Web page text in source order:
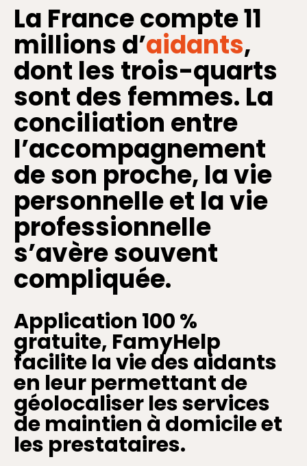
La France compte 11
millions d’aidants,
dont les trois-quarts
sont des femmes. La
conciliation entre
l’accompagnement
de son proche, la vie
personnelle et la vie
professionnelle
s’avère souvent
compliquée.
Application 100 %
gratuite, FamyHelp
facilite la vie des aidants
en leur permettant de
géolocaliser les services
de maintien à domicile et
les prestataires.